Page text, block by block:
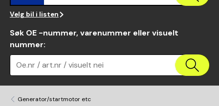
Velg bil i listen
Søk OE -nummer, varenummer eller visuelt
nummer:
Oe.nr / art.nr / visuelt nei
Generator/startmotor etc